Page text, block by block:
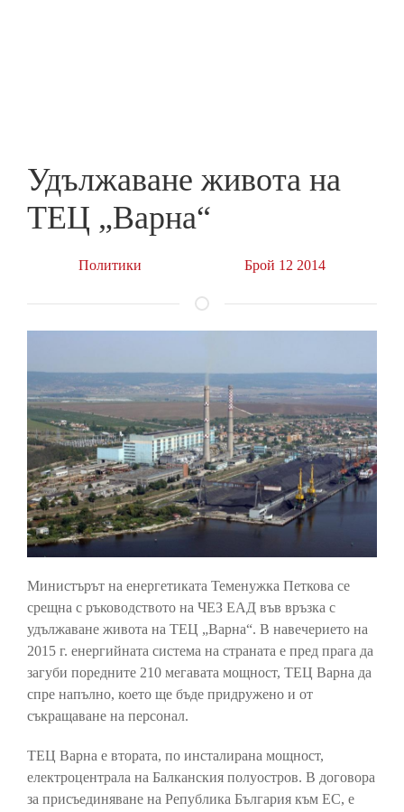
Удължаване живота на
ТЕЦ „Варна“
Политики Брой 12 2014
Министърът на енергетиката Теменужка Петкова се
срещна с ръководството на ЧЕЗ ЕАД във връзка с
удължаване живота на ТЕЦ „Варна“. В навечерието на
2015 г. енергийната система на страната е пред прага да
загуби поредните 210 мегавата мощност, ТЕЦ Варна да
спре напълно, което ще бъде придружено и от
съкращаване на персонал.
ТЕЦ Варна е втората, по инсталирана мощност,
електроцентрала на Балканския полуостров. В договора
за присъединяване на Република България към ЕС, е